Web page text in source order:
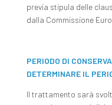
previa stipula delle
dalla Commissione
PERIODO DI
DETERMINARE IL
Il trattamento sarà